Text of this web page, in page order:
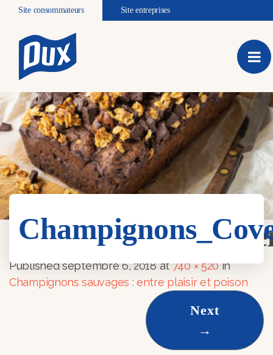
Site consommateurs Site entreprises
Publishedseptembre 6, 2018at740 × 520in
Champignons sauvages : entre plaisir et poison
Next
→